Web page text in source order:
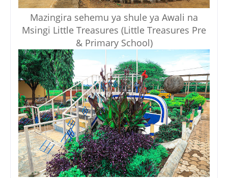
Mazingira sehemu ya shule ya Awali na
Msingi Little Treasures (Little Treasures Pre
& Primary School)